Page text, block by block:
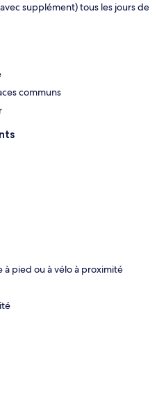
supplément) tous les jours de
communs
pied ou à vélo à proximité